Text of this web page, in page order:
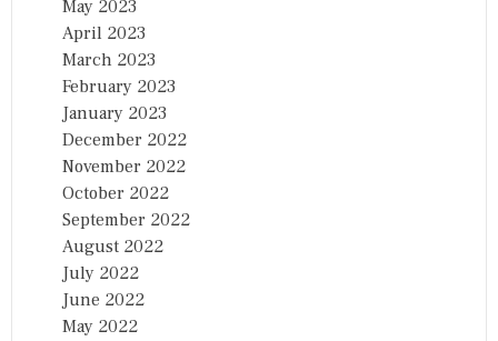
May 2023
April 2023
March 2023
February 2023
January 2023
December 2022
November 2022
October 2022
September 2022
August 2022
July 2022
June 2022
May 2022